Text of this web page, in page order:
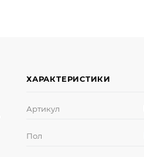
ХАРАКТЕРИСТИКИ
Артикул
Пол